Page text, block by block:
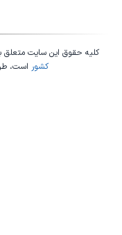
کلیه حقوق این سایت
کشور است،